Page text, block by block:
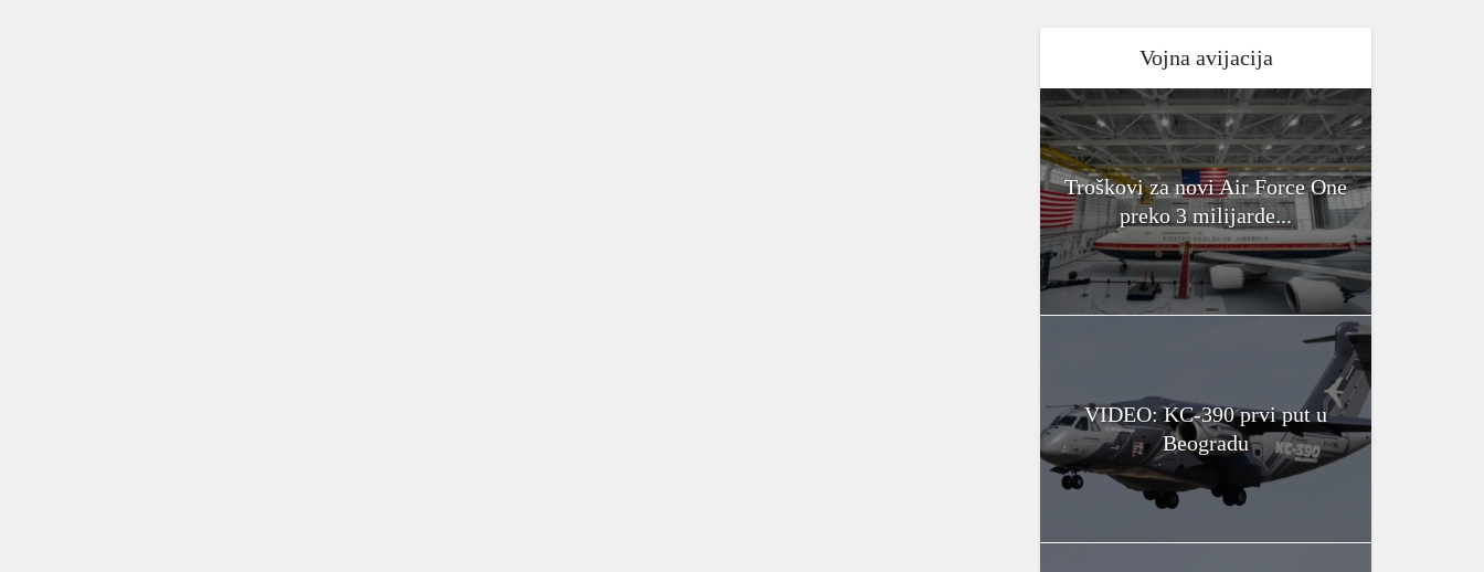
Vojna avijacija
Troškovi za novi Air Force One
preko 3 milijarde...
VIDEO: KC-390 prvi put u
Beogradu